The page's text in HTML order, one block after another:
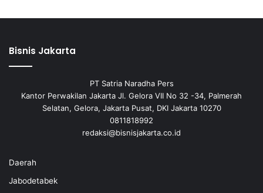
Bisnis Jakarta
PT Satria Naradha Pers
Kantor Perwakilan Jakarta Jl. Gelora VII No 32 -34, Palmerah
Selatan, Gelora, Jakarta Pusat, DKI Jakarta 10270
0811818992
redaksi@bisnisjakarta.co.id
Daerah
Jabodetabek